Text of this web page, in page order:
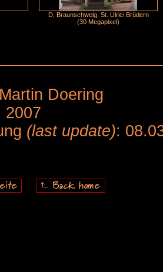
D, Braunschweig, St. Ulrici Brüdern
(30 Megapixel)
Doering
2007
(last update):